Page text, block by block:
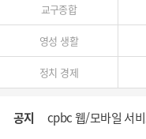
교구종합
영성 생활
정치 경제
공지 cpbc 웹/모바일 서